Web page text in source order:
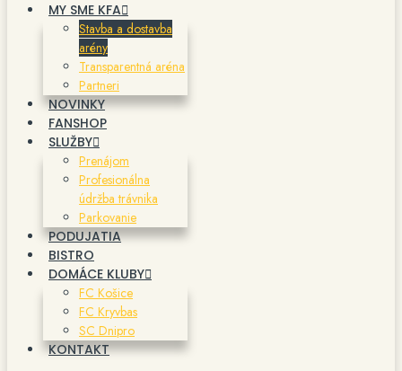
MY SME KFA
Stavba a dostavba
arény
Transparentná aréna
Partneri
NOVINKY
FANSHOP
SLUŽBY
Prenájom
Profesionálna
údržba trávnika
Parkovanie
PODUJATIA
BISTRO
DOMÁCE KLUBY
FC Košice
FC Kryvbas
SC Dnipro
KONTAKT